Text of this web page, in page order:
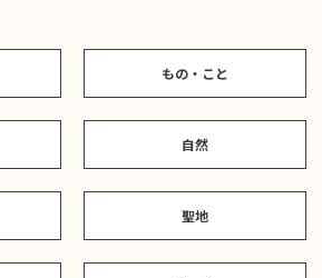
もの・こと
自然
聖地